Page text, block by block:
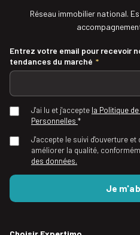
Réseau immobilier national.
Entrez votre email pour recevoir
tendances du marché *
J'ai lu et j'accepte la Politique
Personnelles *
J'accepte le suivi d'ouverture et
améliorer la qualité,
des données.